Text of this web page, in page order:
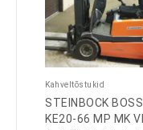
Kahveltõstukid
STEINBOCK BOSS
KE20-66 MP MK VII